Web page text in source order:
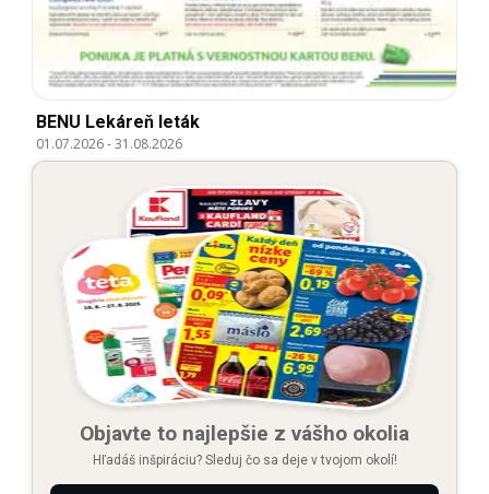
BENU Lekáreň leták
01.07.2026-31.08.2026
Objavte to najlepšie z vášho okolia
Hľadáš inšpiráciu? Sleduj čo sa deje v tvojom okolí!